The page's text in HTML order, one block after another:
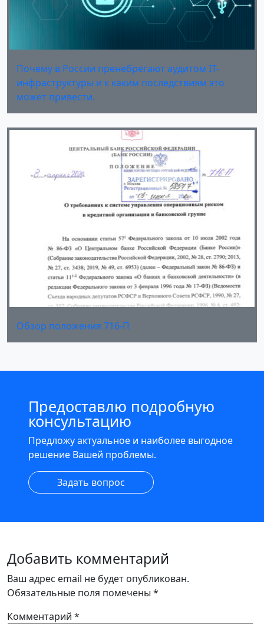
Почему в России пренебрегают аудитом IT-
инфраструктуры и к каким последствиям это
может привести.
Обзор положения 716-П
Предоставлю подробную
консультацию
Предложу актуальное и наиболее выгодное
решение Вашей проблемы.
Задать вопрос
Добавить комментарий
Ваш адрес email не будет опубликован.
Обязательные поля помечены *
Комментарий *